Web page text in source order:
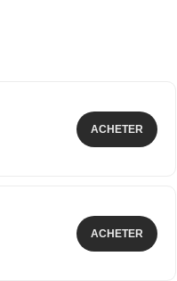
ACHETER
ACHETER